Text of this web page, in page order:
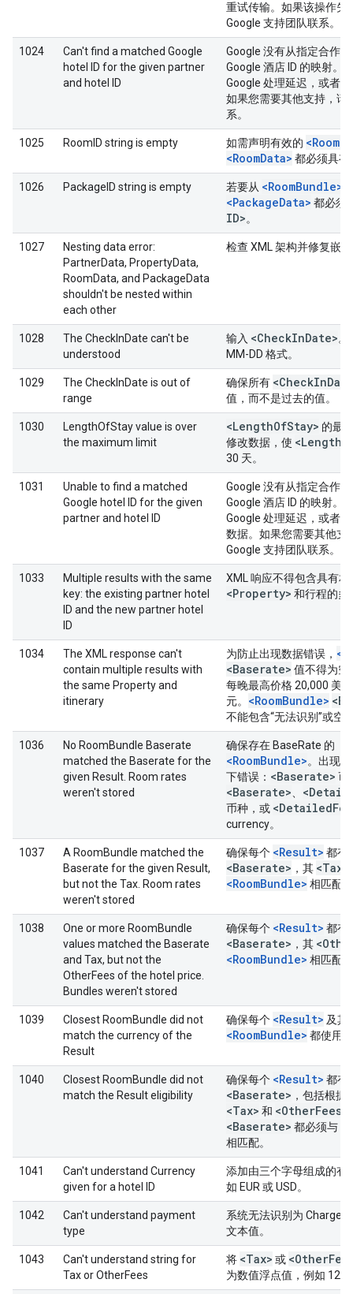
重试传输。如果该操作失
Google 支持团队联系。
1024
Can't find a matched Google
hotel ID for the given partner
and hotel ID
Google 没有从指定合作
Google 酒店 ID 的映射。
Google 处理延迟，或者
如果您需要其他支持，请
系。
1025 RoomID string is empty 如需声明有效的
<RoomData> 都必须具有
1026 PackageID string is empty 若要从 <RoomBundle>
<PackageData> 都必须
ID>。
1027
Nesting data error:
PartnerData, PropertyData,
RoomData, and PackageData
shouldn't be nested within
each other
检查 XML 架构并修复嵌
1028
The CheckInDate can't be
understood
输入 <CheckInDate>。
MM-DD 格式。
1029
The CheckInDate is out of
range
确保所有 <CheckIn
值，而不是过去的值。
1030
LengthOfStay value is over
the maximum limit
<LengthOfStay> 的最
修改数据，使 <Length
30 天。
1031
Unable to find a matched
Google hotel ID for the given
partner and hotel ID
Google 没有从指定合作
Google 酒店 ID 的映射。
Google 处理延迟，或者
数据。如果您需要其他支
Google 支持团队联系。
1033
Multiple results with the same
key: the existing partner hotel
ID and the new partner hotel
ID
XML 响应不得包含具有相
<Property> 和行程的多
1034
The XML response can't
contain multiple results with
the same Property and
itinerary
为防止出现数据错误，
<Baserate> 值不得为空
每晚最高价格 20,000 美
元。 <RoomBundle>
不能包含“无法识别”或空
1036
No RoomBundle Baserate
matched the Baserate for the
given Result. Room rates
weren't stored
确保存在 BaseRate 的
<RoomBundle>。出现
下错误： <Baserate> 币
<Baserate>
币种，或 <Detailed
currency。
1037
A RoomBundle matched the
Baserate for the given Result,
but not the Tax. Room rates
weren't stored
确保每个 <Result> 都有
<Baserate> ，其 <Tax>
<RoomBundle> 相匹配。
1038
One or more RoomBundle
values matched the Baserate
and Tax, but not the
OtherFees of the hotel price.
Bundles weren't stored
确保每个 <Result> 都有
<Baserate> ，其
<RoomBundle> 相匹配。
1039
Closest RoomBundle did not
match the currency of the
Result
确保每个 <Result> 及其
<RoomBundle> 都使用
1040
Closest RoomBundle did not
match the Result eligibility
确保每个 <Result> 都有
<Baserate> ，包括根据
<Tax> 和 <OtherFees>
<Baserate> 都必须与
相匹配。
1041
Can't understand Currency
given for a hotel ID
添加由三个字母组成的有
如 EUR 或 USD。
1042
Can't understand payment
type
系统无法识别为
文本值。
1043
Can't understand string for
Tax or OtherFees
将 <Tax> 或 <Other
为数值浮点值，例如 123